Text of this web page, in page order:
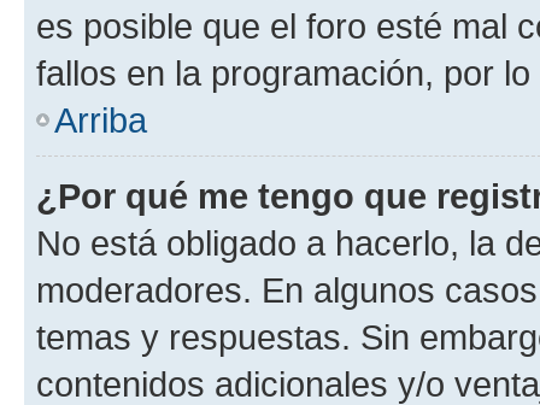
es posible que el foro esté mal
fallos en la programación, por
Arriba
¿Por qué me tengo que
No está obligado a hacerlo, la
moderadores. En algunos
temas y respuestas. Sin
contenidos adicionales y/o